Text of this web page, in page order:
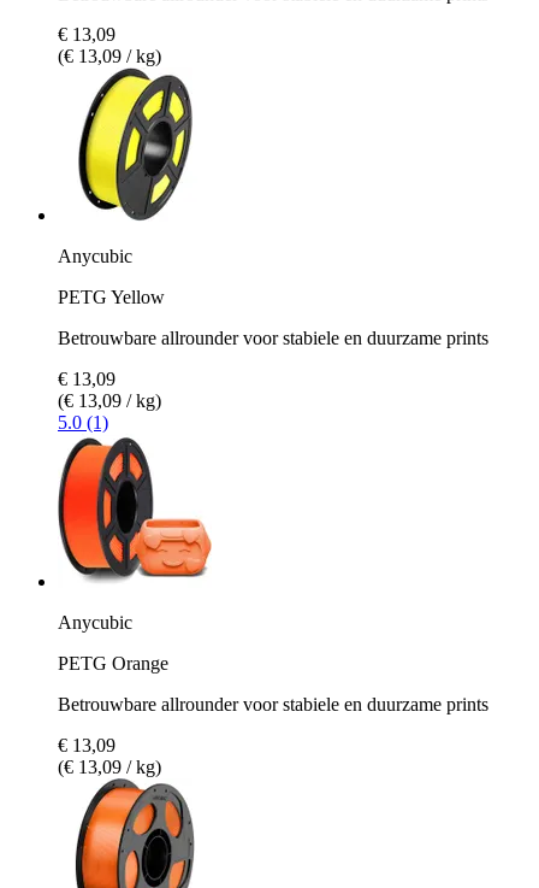
€ 13,09
(€ 13,09 / kg)
Anycubic
PETG Yellow
Betrouwbare allrounder voor stabiele en duurzame prints
€ 13,09
(€ 13,09 / kg)
5.0 (1)
Anycubic
PETG Orange
Betrouwbare allrounder voor stabiele en duurzame prints
€ 13,09
(€ 13,09 / kg)